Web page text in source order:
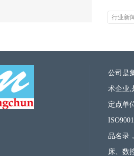
行业新
公司是
术企业,
定点单
品名录
床、数